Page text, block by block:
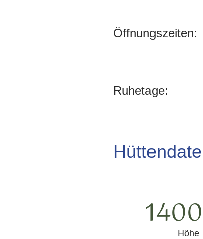
Öffnungszeiten:
Ruhetage:
Höhe